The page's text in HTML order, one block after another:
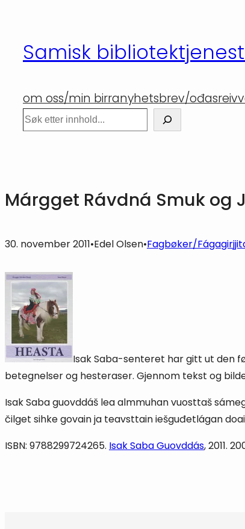
innholdSamisk
om oss/min birranyhetsbrev/
Søk
Márgget Rávdná Smuk og
30. november 2011•Edel Olsen•Fagbøker/Fágagirjjit
Isak Saba-senteret har gitt ut den
betegnelser og hesteraser. Gjennom tekst og
Isak Saba guovddáš lea almmuhan vuosttaš
čilget sihke govain ja teavsttain iešguđetlágan
ISBN: 9788299724265. Isak Saba Guovddás, 2011.